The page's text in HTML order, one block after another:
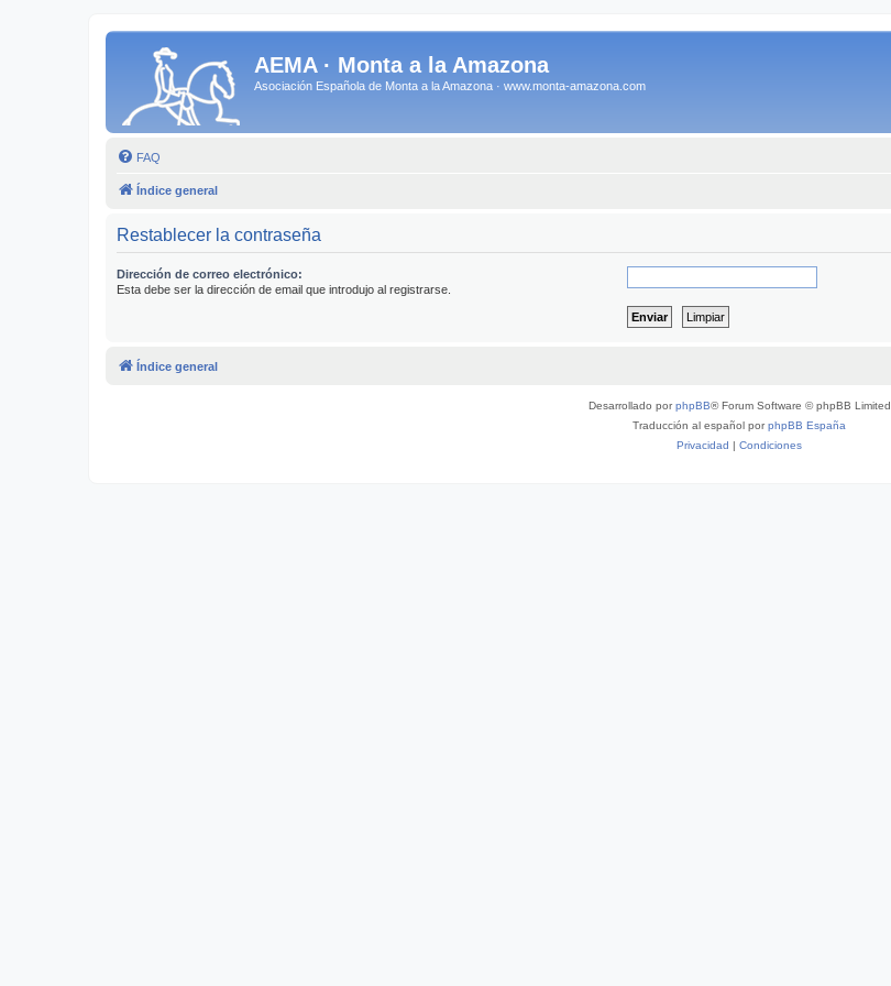
AEMA · Monta a la Amazona
Asociación Española de Monta a la Amazona · www.monta-amazona.com
FAQ
Índice general
Restablecer la contraseña
Dirección de correo electrónico:
Esta debe ser la dirección de email que introdujo al registrarse.
Índice general
Desarrollado porphpBB® Forum Software © phpBB Limited
Traducción al español porphpBB España
Privacidad | Condiciones